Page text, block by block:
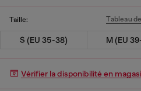
Taille: Tableau
S (EU 35-38) M (EU
Vérifier la disponibilité en